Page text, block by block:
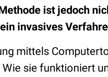
ist jedoch
invasives
mittels
sie funktioniert